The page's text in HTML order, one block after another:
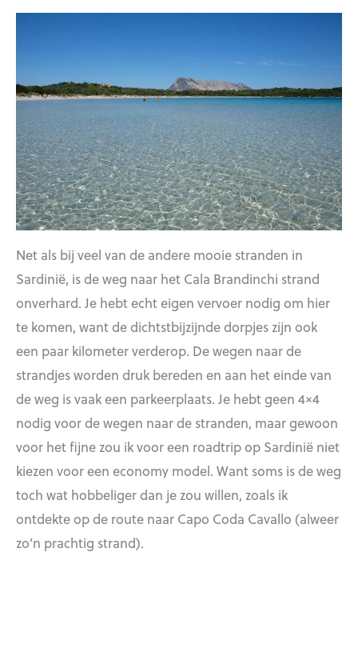
Net als bij veel van de andere mooie stranden in
Sardinië, is de weg naar het Cala Brandinchi strand
onverhard. Je hebt echt eigen vervoer nodig om hier
te komen, want de dichtstbijzijnde dorpjes zijn ook
een paar kilometer verderop. De wegen naar de
strandjes worden druk bereden en aan het einde van
de weg is vaak een parkeerplaats. Je hebt geen 4×4
nodig voor de wegen naar de stranden, maar gewoon
voor het fijne zou ik voor een roadtrip op Sardinië niet
kiezen voor een economy model. Want soms is de weg
toch wat hobbeliger dan je zou willen, zoals ik
ontdekte op de route naar Capo Coda Cavallo (alweer
zo’n prachtig strand).